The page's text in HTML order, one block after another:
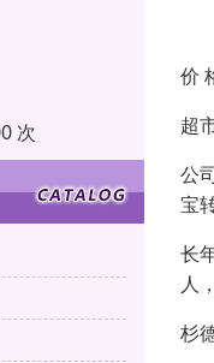
次
价
超
公
宝
长
人
杉